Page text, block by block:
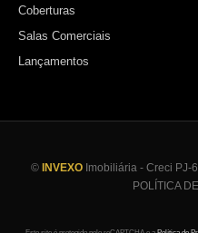
Coberturas
Salas Comerciais
Lançamentos
© INVEXOImobiliária - Creci PJ-
POLÍTICA